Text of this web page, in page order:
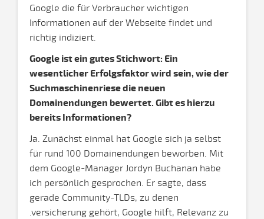
Google die für Verbraucher wichtigen
Informationen auf der Webseite findet und
richtig indiziert.
Google ist ein gutes Stichwort: Ein
wesentlicher Erfolgsfaktor wird sein, wie der
Suchmaschinenriese die neuen
Domainendungen bewertet. Gibt es hierzu
bereits Informationen?
Ja. Zunächst einmal hat Google sich ja selbst
für rund 100 Domainendungen beworben. Mit
dem Google-Manager Jordyn Buchanan habe
ich persönlich gesprochen. Er sagte, dass
gerade Community-TLDs, zu denen
.versicherung gehört, Google hilft, Relevanz zu